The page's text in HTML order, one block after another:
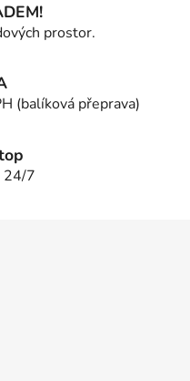
prostor.
(balíková přeprava)
24/7